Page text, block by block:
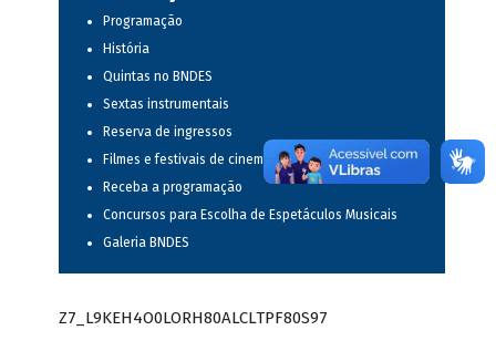
Programação
História
Quintas no BNDES
Sextas instrumentais
Reserva de ingressos
Filmes e festivais de cinema
Receba a programação
Concursos para Escolha de Espetáculos Musicais
Galeria BNDES
Z7_L9KEH4O0LORH80ALCLTPF80S97